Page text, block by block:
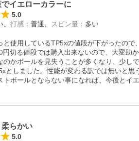
でイエローカラーに
5.0
打感 ： 普通 スピン量 ： 多い
と使用しているTP5xの値段が下がったの
切る値段では購入出来ないので、大変助か
のかボールを見失うことが多くなり、少し
としました。性能が変わる訳では無いと
トボールとならない事になれば、今後とイ
らかい
5.0